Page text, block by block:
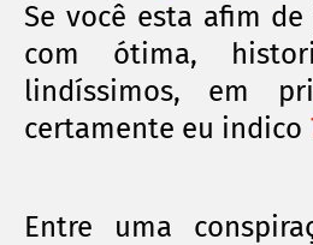
Se você esta afim
com ótima,
lindíssimos, em
certamente eu indico
Entre uma